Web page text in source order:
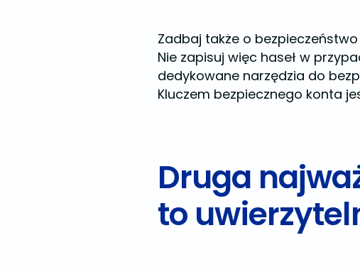
Zadbaj także o
Nie zapisuj więc haseł w
dedykowane narzędzia do
Kluczem bezpiecznego konta
Druga
to